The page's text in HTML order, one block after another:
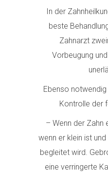
In der
beste
Zahnarzt
Vorbeugung
Ebenso
Kontrolle der
– Wenn der Zahn
wenn er klein ist
begleitet wird.
eine verringerte